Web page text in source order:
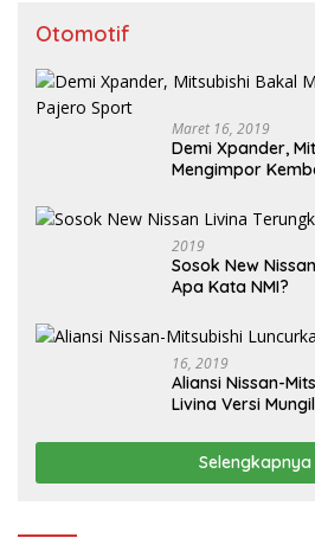
Otomotif
Maret 16, 2019
Demi Xpander,
Mengimpor
2019
Sosok New
Apa Kata NMI?
16, 2019
Aliansi Nissan-
Livina Versi Mungil
Selengkapnya